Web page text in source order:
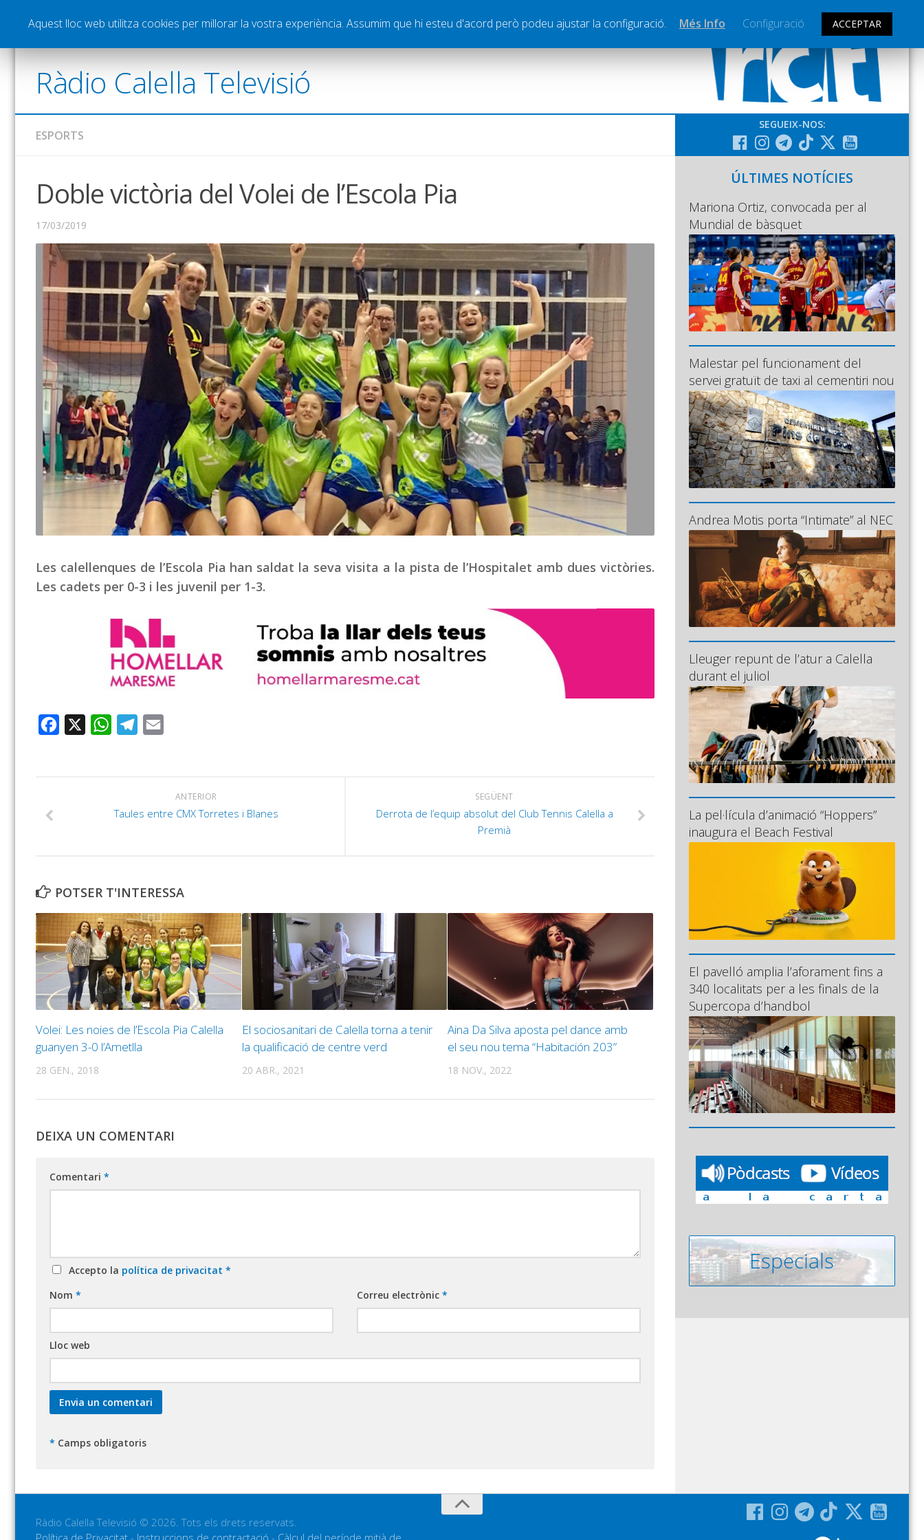
Notícies Esports Pòdcasts Vídeos Graella Publicitat Contacte
Ràdio Calella Televisió
ESPORTS
Doble victòria del Volei de l’Escola Pia
17/03/2019
Les calellenques de l’Escola Pia han saldat la seva visita a la pista de l’Hospitalet amb dues victòries.
Les cadets per 0-3 i les juvenil per 1-3.
Facebook WhatsAppTelegram
SEGÜENT
Derrota de l’equip absolut del Club Tennis Calella a
Premià
ANTERIOR
Taules entre CMX Torretes i Blanes
POTSER T'INTERESSA
Volei: Les noies de l’Escola Pia Calella
guanyen 3-0 l’Ametlla
28 GEN., 2018
El sociosanitari de Calella torna a tenir
la qualificació de centre verd
20 ABR., 2021
Aina Da Silva aposta pel dance amb
el seu nou tema “Habitación 203”
18 NOV., 2022
DEIXA UN COMENTARI
Comentari *
Accepto la política de privacitat *
Nom * Correu electrònic*
Lloc web
* Camps obligatoris
SEGUEIX-NOS:
ÚLTIMES NOTÍCIES
Mariona Ortiz, convocada per al
Mundial de bàsquet
Malestar pel funcionament del
servei gratuït de taxi al cementiri nou
Andrea Motis porta “Intimate” al NEC
Lleuger repunt de l’atur a Calella
durant el juliol
La pel·lícula d’animació “Hoppers”
inaugura el Beach Festival
El pavelló amplia l’aforament fins a
340 localitats per a les finals de la
Supercopa d’handbol
Ràdio Calella Televisió © 2026. Tots els drets reservats.
Aquest lloc web utilitza cookies per millorar la vostra experiència. Assumim que hi esteu d'acord però podeu ajustar la configuració. Més Info Configuració ACCEPTAR